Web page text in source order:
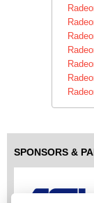
SPONSORS &